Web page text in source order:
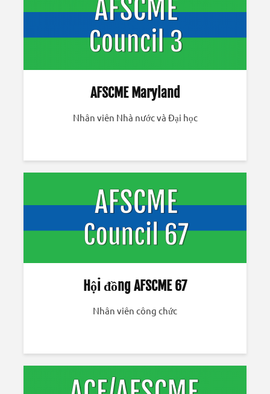
AFSCME Maryland
Nhân viên Nhà nước và Đại học
Hội đồng AFSCME 67
Nhân viên công chức